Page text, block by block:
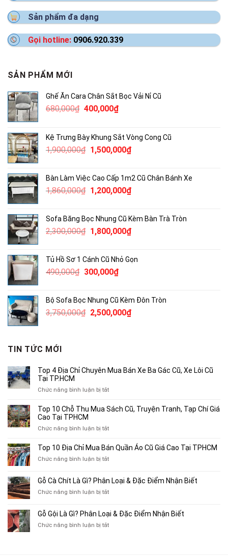
Sản phẩm đa dạng
Gọi hotline: 0906.920.339
SẢN PHẨM MỚI
Ghế Ăn Cara Chân Sắt Bọc Vải Nỉ Cũ
680,000₫ Giá
680,000₫.
400,000₫Giá
là:
400,000₫.
Kệ Trưng Bày Khung Sắt Vòng Cong Cũ
1,900,000₫ Giá
1,900,000₫.
1,500,000₫Giá
là:
1,500,000₫.
Bàn Làm Việc Cao Cấp 1m2 Cũ Chân Bánh Xe
1,860,000₫ Giá
1,860,000₫.
1,200,000₫Giá
là:
1,200,000₫.
Sofa Băng Bọc Nhung Cũ Kèm Bàn Trà Tròn
2,300,000₫ Giá
2,300,000₫.
1,800,000₫Giá
là:
Tủ Hồ Sơ 1 Cánh Cũ Nhỏ Gọn
490,000₫ Giá
490,000₫.
300,000₫Giá
là:
300,000₫.
Bộ Sofa Bọc Nhung Cũ Kèm Đôn Tròn
3,750,000₫ Giá
2,500,000₫Giá
TIN TỨC MỚI
Top 4 Địa Chỉ Chuyên Mua Bán Xe Ba Gác Cũ, Xe Lôi Cũ
Tại TP.HCM
Chức năng bình luận bị tắtở
4
Chuyên
Bán
Xe
Cũ,
Xe
Cũ
TP.HCM
Top 10 Chỗ Thu Mua Sách Cũ, Truyện Tranh, Tạp Chí Giá
Cao Tại TPHCM
Chức năng bình luận bị tắtở
10
Thu
Sách
Tạp
Chí
Top 10 Địa Chỉ Mua Bán Quần Áo Cũ Giá Cao Tại TPHCM
Chức năng bình luận bị tắtở
Địa
Chỉ
Bán
Áo
Gỗ Cà Chít Là Gì? Phân Loại & Đặc Điểm Nhận Biết
Chức năng bình luận bị tắtở
Chít
Là
Gỗ Gội Là Gì? Phân Loại & Đặc Điểm Nhận Biết
Chức năng bình luận bị tắtở